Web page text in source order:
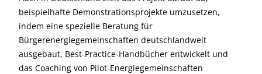
beispielhafte Demonstrationsprojekte umzusetzen,
indem eine spezielle Beratung für
Bürgerenergiegemeinschaften deutschlandweit
ausgebaut, Best-Practice-Handbücher entwickelt und
das Coaching von Pilot-Energiegemeinschaften